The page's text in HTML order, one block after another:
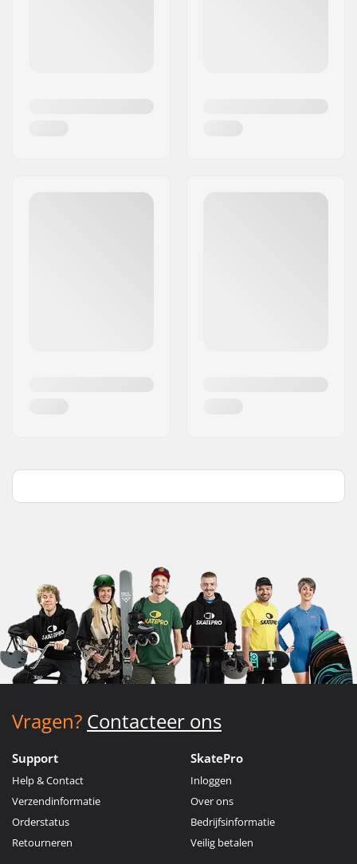
Vragen? Contacteer ons
Support
Help & Contact
Verzendinformatie
Orderstatus
Retourneren
SkatePro
Inloggen
Over ons
Bedrijfsinformatie
Veilig betalen